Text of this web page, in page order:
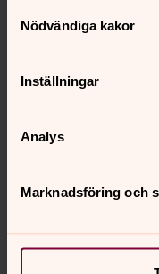
Nödvändiga kakor
Inställningar
Analys
Marknadsföring och
information
Marykedjan
hållbarhet.